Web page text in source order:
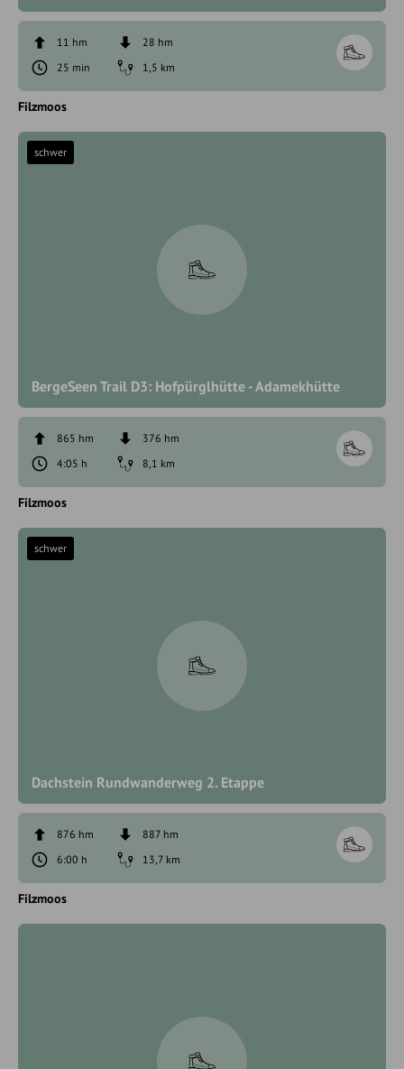
11 hm
28 hm
25 min
1,5 km
Filzmoos
BergeSeen Trail D3: Hofpürglhütte - Adamekhütte
schwer
865 hm
376 hm
4:05 h
8,1 km
Filzmoos
Dachstein Rundwanderweg 2. Etappe
schwer
876 hm
887 hm
6:00 h
13,7 km
Filzmoos